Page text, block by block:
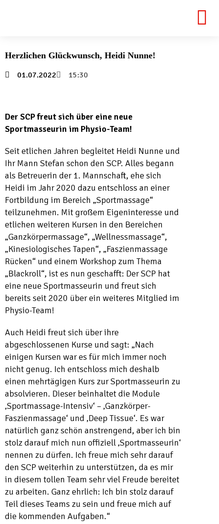
Herzlichen Glückwunsch, Heidi Nunne!
01.07.2022
15:30
Der SCP freut sich über eine neue
Sportmasseurin im Physio-Team!
Seit etlichen Jahren begleitet Heidi Nunne und
Ihr Mann Stefan schon den SCP. Alles begann
als Betreuerin der 1. Mannschaft, ehe sich
Heidi im Jahr 2020 dazu entschloss an einer
Fortbildung im Bereich „Sportmassage“
teilzunehmen. Mit großem Eigeninteresse und
etlichen weiteren Kursen in den Bereichen
„Ganzkörpermassage“, „Wellnessmassage“,
„Kinesiologisches Tapen“, „Faszienmassage
Rücken“ und einem Workshop zum Thema
„Blackroll“, ist es nun geschafft: Der SCP hat
eine neue Sportmasseurin und freut sich
bereits seit 2020 über ein weiteres Mitglied im
Physio-Team!
Auch Heidi freut sich über ihre
abgeschlossenen Kurse und sagt: „Nach
einigen Kursen war es für mich immer noch
nicht genug. Ich entschloss mich deshalb
einen mehrtägigen Kurs zur Sportmasseurin zu
absolvieren. Dieser beinhaltet die Module
‚Sportmassage-Intensiv‘ – ‚Ganzkörper-
Faszienmassage‘ und ‚Deep Tissue‘. Es war
natürlich ganz schön anstrengend, aber ich bin
stolz darauf mich nun offiziell ‚Sportmasseurin‘
nennen zu dürfen. Ich freue mich sehr darauf
den SCP weiterhin zu unterstützen, da es mir
in diesem tollen Team sehr viel Freude bereitet
zu arbeiten. Ganz ehrlich: Ich bin stolz darauf
Teil dieses Teams zu sein und freue mich auf
die kommenden Aufgaben.“